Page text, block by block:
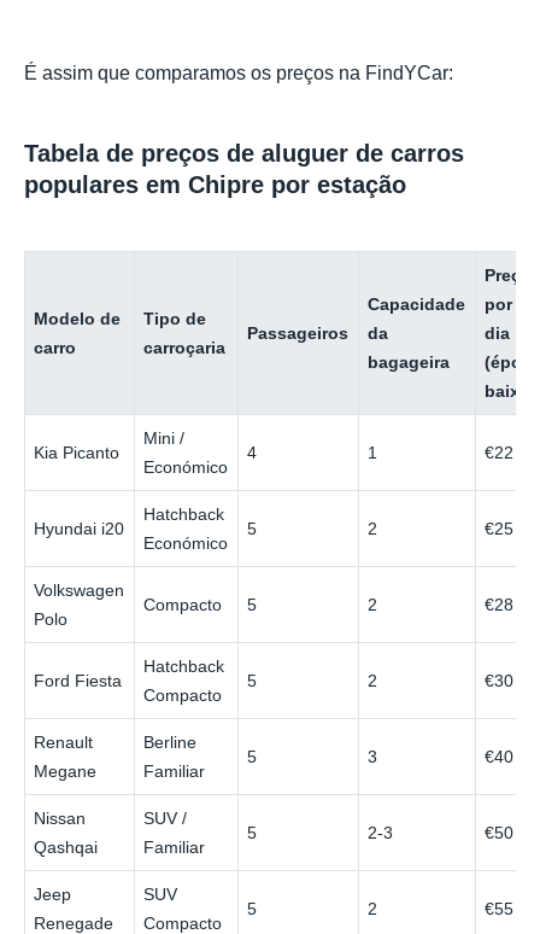
É assim que comparamos os preços na FindYCar:
Tabela de preços de aluguer de carros
populares em Chipre por estação
Modelo de
carro
Tipo de
carroçaria
Passageiros
Capacidade
da
bagageira
Preço
por
dia
baixa)
Kia Picanto
Mini /
Económico
4 1 €22
Hyundai i20
Hatchback
Económico
5 2 €25
Volkswagen
Polo
Compacto 5 2 €28
Ford Fiesta
Hatchback
Compacto
5 2 €30
Renault
Megane
Berline
Familiar
5 3 €40
Nissan
Qashqai
SUV /
Familiar
5 2-3 €50
Jeep
Renegade
SUV
Compacto
5 2 €55